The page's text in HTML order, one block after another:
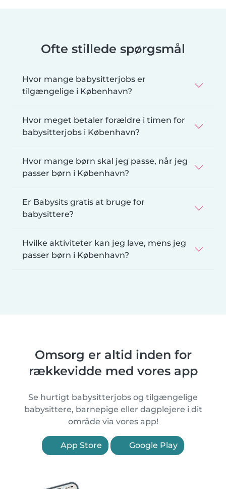
Ofte stillede spørgsmål
Hvor mange babysitterjobs er
tilgængelige i København?
Hvor meget betaler forældre i timen for
babysitterjobs i København?
Hvor mange børn skal jeg passe, når jeg
passer børn i København?
Er Babysits gratis at bruge for
babysittere?
Hvilke aktiviteter kan jeg lave, mens jeg
passer børn i København?
Omsorg er altid inden for
rækkevidde med vores app
Se hurtigt babysitterjobs og tilgængelige
babysittere, barnepige eller dagplejere i dit
område via vores app!
App Store Google Play